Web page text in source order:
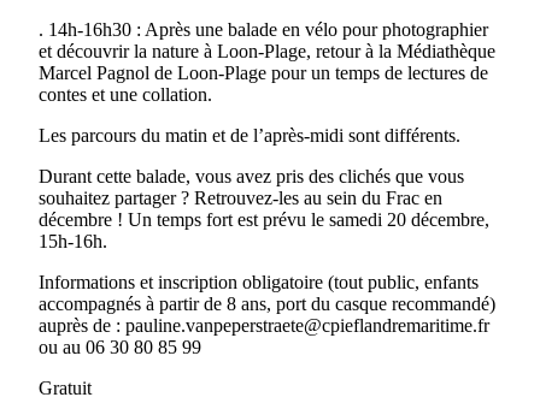
. 14h-16h30 : Après une balade en vélo pour photographier
et découvrir la nature à Loon-Plage, retour à la Médiathèque
Marcel Pagnol de Loon-Plage pour un temps de lectures de
contes et une collation.
Les parcours du matin et de l’après-midi sont différents.
Durant cette balade, vous avez pris des clichés que vous
souhaitez partager ? Retrouvez-les au sein du Frac en
décembre ! Un temps fort est prévu le samedi 20 décembre,
15h-16h.
Informations et inscription obligatoire (tout public, enfants
accompagnés à partir de 8 ans, port du casque recommandé)
auprès de : pauline.vanpeperstraete@cpieflandremaritime.fr
ou au 06 30 80 85 99
Gratuit